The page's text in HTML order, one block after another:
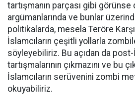
tartışmanın parçası gibi görünse
argümanlarında ve bunlar
politikalarda, mesela Teröre Karşı
İslamcıların çeşitli yollarla
söyleyebiliriz. Bu açıdan da post-
tartışmalarının çıkmazını ve bu
İslamcıların serüvenini zombi
okuyabiliriz.